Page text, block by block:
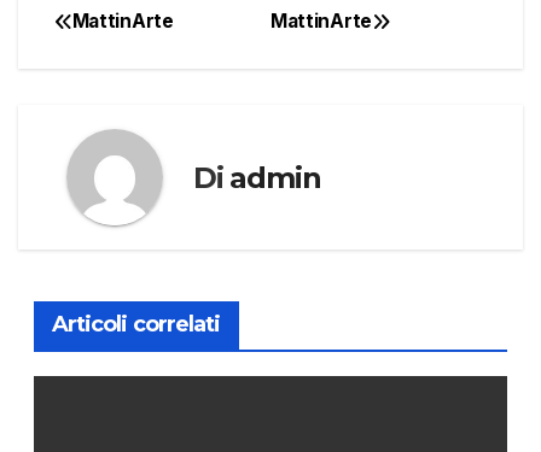
NavigazioneMattinArte
MattinArte
Di admin
Articoli correlati